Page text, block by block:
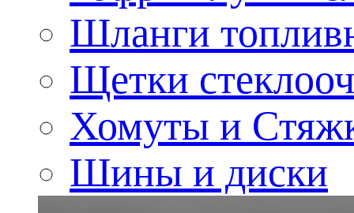
Шланги
Щетки
Хомуты и
Шины и диски